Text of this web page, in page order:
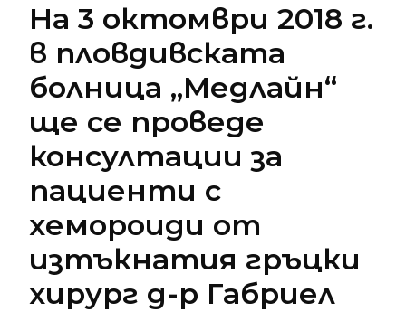
На 3 октомври 2018 г.
в пловдивската
болница „Медлайн“
ще се проведе
консултации за
пациенти с
хемороиди от
изтъкнатия гръцки
хирург д-р Габриел